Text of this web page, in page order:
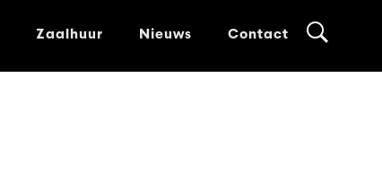
Zaalhuur Nieuws Contact